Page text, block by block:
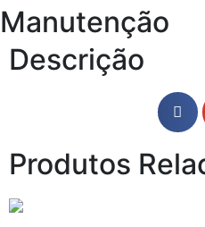
Manutenção
Descrição
Produtos